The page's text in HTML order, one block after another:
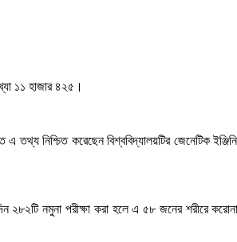
১১ হাজার ৪২৫।
নিশ্চিত করেছেন বিশ্ববিদ্যালয়টির জেনেটিক
২৮২টি নমুনা পরীক্ষা করা হলে এ ৫৮ জনের শরীরে